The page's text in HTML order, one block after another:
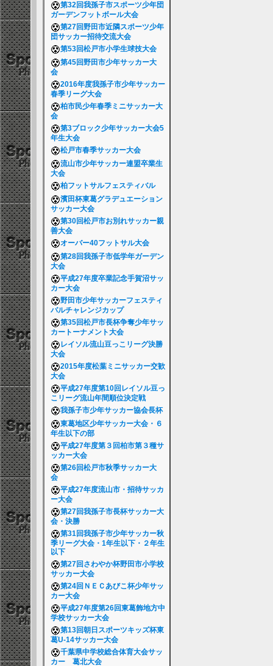
第32回我孫子市スポーツ少年団
ガーデンフットボール大会
第27回野田市近隣スポーツ少年
団サッカー招待交流大会
第53回松戸市小学生球技大会
第45回野田市少年サッカー大
会
2016年度我孫子市少年サッカー
春季リーグ大会
柏市民少年春季ミニサッカー大
会
第3ブロック少年サッカー大会5
年生大会
松戸市春季サッカー大会
流山市少年サッカー連盟卒業生
大会
柏フットサルフェスティバル
濱田杯東葛グラデュエーション
サッカー大会
第30回松戸市お別れサッカー親
善大会
オーバー40フットサル大会
第28回我孫子市低学年ガーデン
大会
平成27年度卒業記念手賀沼サッ
カー大会
野田市少年サッカーフェスティ
バルチャレンジカップ
第35回松戸市長杯争奪少年サッ
カートーナメント大会
レイソル流山豆っこリーグ決勝
大会
2015年度松葉ミニサッカー交歓
大会
平成27年度第10回レイソル豆っ
こリーグ流山年間順位決定戦
我孫子市少年サッカー協会長杯
東葛地区少年サッカー大会・６
年生以下の部
平成27年度第３回柏市第３種サ
ッカー大会
第26回松戸市秋季サッカー大
会
平成27年度流山市・招待サッカ
ー大会
第27回我孫子市長杯サッカー大
会・決勝
第31回我孫子市少年サッカー秋
季リーグ大会・1年生以下・２年生
以下
第27回さわやか杯野田市小学校
サッカー大会
第24回ＮＥＣあびこ杯少年サッ
カー大会
平成27年度第26回東葛飾地方中
学校サッカー大会
第13回朝日スポーツキッズ杯東
葛U-14サッカー大会
千葉県中学校総合体育大会サッ
カー 葛北大会